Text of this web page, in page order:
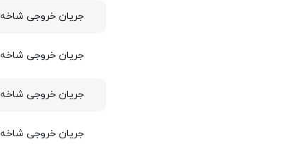
جریان خروجی شاخه 12+ ولت
جریان خروجی شاخه 5+ ولت
جریان خروجی شاخه 3.3+ ولت
جریان خروجی شاخه 5VSB+ ولت